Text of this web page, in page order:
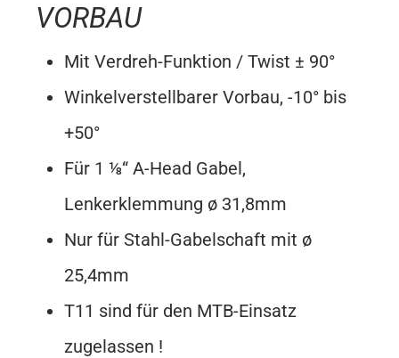
VORBAU
Mit Verdreh-Funktion / Twist ± 90°
Winkelverstellbarer Vorbau, -10° bis
+50°
Für 1 ⅛“ A-Head Gabel,
Lenkerklemmung ø 31,8mm
Nur für Stahl-Gabelschaft mit ø
25,4mm
T11 sind für den MTB-Einsatz
zugelassen !